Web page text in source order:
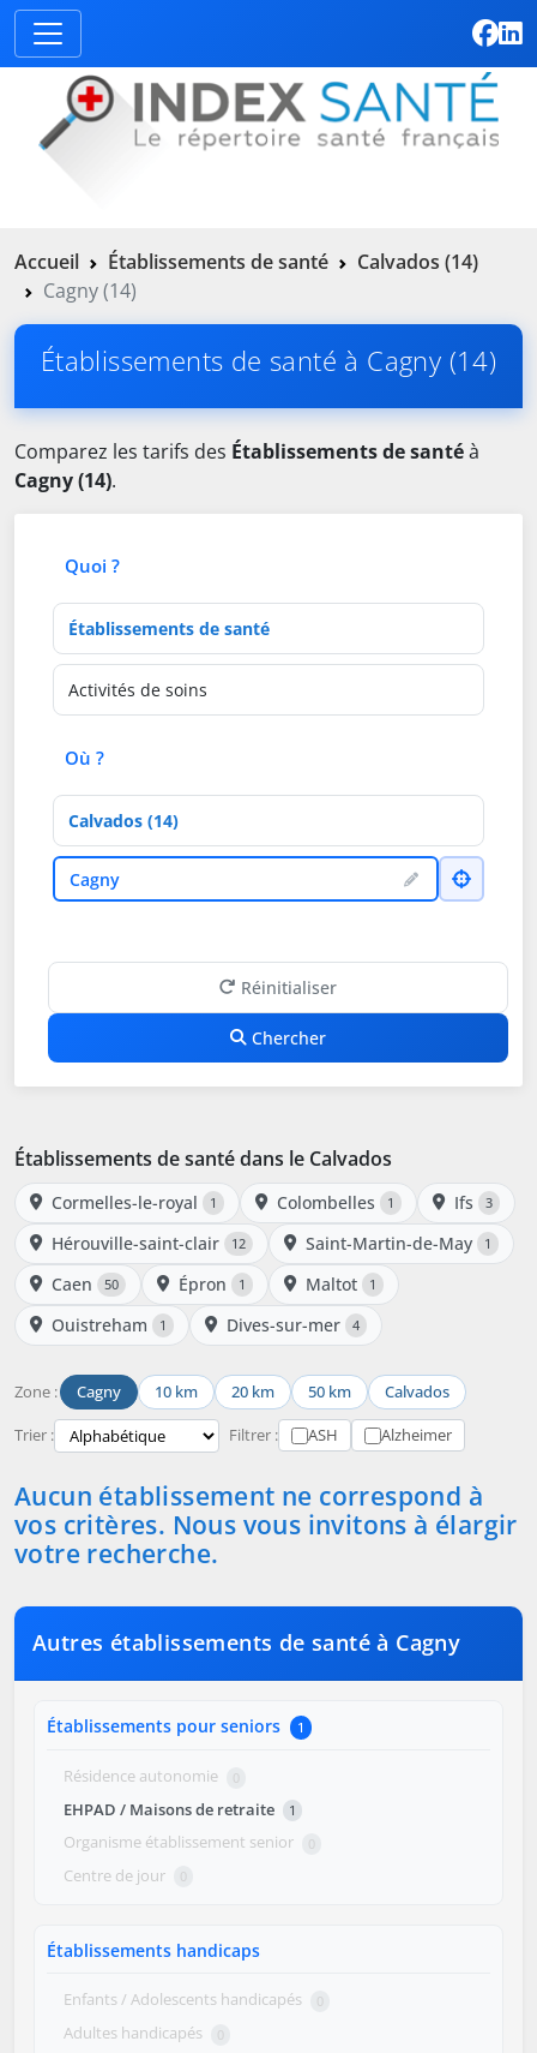
Accueil Établissements de santé
Calvados (14)
Cagny (14)
Établissements de santé à Cagny (14)
Comparez les tarifs des Établissements de santéà
Cagny (14).
Quoi ?
Type d'établissement
Activités de soins
Où ?
Département
VilleCagny
Réinitialiser
Chercher
Établissements de santé dans le Calvados
Cormelles-le-royal 1 Colombelles 1 Ifs 3
Hérouville-saint-clair 12 Saint-Martin-de-May 1
Caen 50 Épron 1 Maltot 1
Ouistreham 1 Dives-sur-mer 4
Zone : Cagny 10 km 20 km 50 km Calvados
Trier : Filtrer : ASH Alzheimer
Aucun établissement ne correspond à
vos critères. Nous vous invitons à élargir
votre recherche.
Autres établissements de santé à Cagny
Établissements pour seniors 1
Résidence autonomie 0
EHPAD / Maisons de retraite 1
Organisme établissement senior 0
Centre de jour 0
Établissements handicaps
Enfants / Adolescents handicapés 0
Adultes handicapés 0